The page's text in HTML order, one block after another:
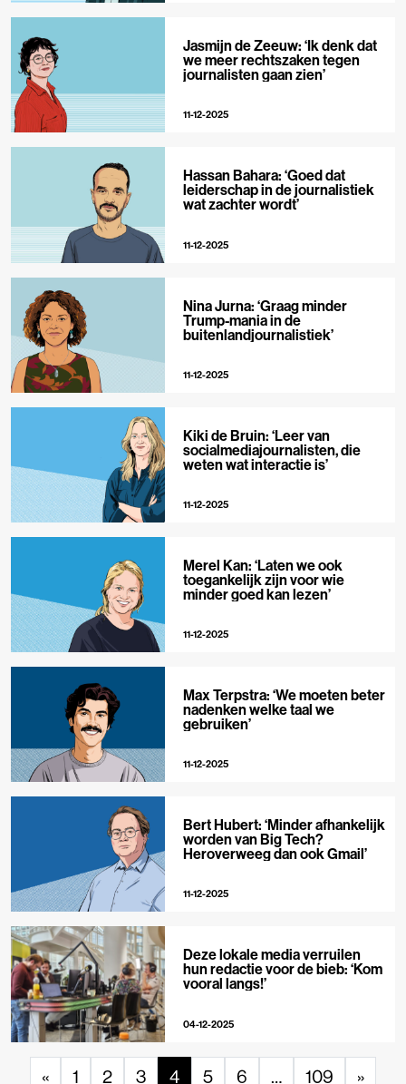
Jasmijn de Zeeuw: ‘Ik denk dat
we meer rechtszaken tegen
journalisten gaan zien’
11-12-2025
Hassan Bahara: ‘Goed dat
leiderschap in de journalistiek
wat zachter wordt’
11-12-2025
Nina Jurna: ‘Graag minder
Trump-mania in de
buitenlandjournalistiek’
11-12-2025
Kiki de Bruin: ‘Leer van
socialmediajournalisten, die
weten wat interactie is’
11-12-2025
Merel Kan: ‘Laten we ook
toegankelijk zijn voor wie
minder goed kan lezen’
11-12-2025
Max Terpstra: ‘We moeten beter
nadenken welke taal we
gebruiken’
11-12-2025
Bert Hubert: ‘Minder afhankelijk
worden van Big Tech?
Heroverweeg dan ook Gmail’
11-12-2025
Deze lokale media verruilen
hun redactie voor de bieb: ‘Kom
vooral langs!’
04-12-2025
« 1 2 3 4 5 6 … 109 »